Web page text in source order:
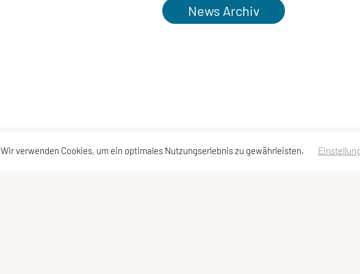
News Archiv
Wir verwenden Cookies, um ein optimales Nutzungserlebnis zu gewährleisten.